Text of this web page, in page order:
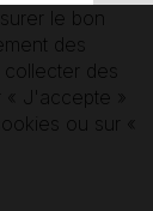
le bon
des
des
J'accepte »
ou sur «